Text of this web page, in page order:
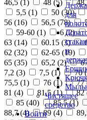
для
и
Чистящее
средство
Войти
46,5 (1) 48 (5)
5,5 (1) 50 (30)
56 (16) 56,5 (78)
59-60 (1) 6 (2)
63 (14) 60.15 (3)
62 (32) 62-65 (19)
65 (35) 65,2 (2)
7,2 (3) 7,5 (1) 70 (
75,5 (1) 76 (1) 77
81 (4) 81,5 (1) 82
85 (40) 85,5 (1)
88,7 (4) 89 (4)